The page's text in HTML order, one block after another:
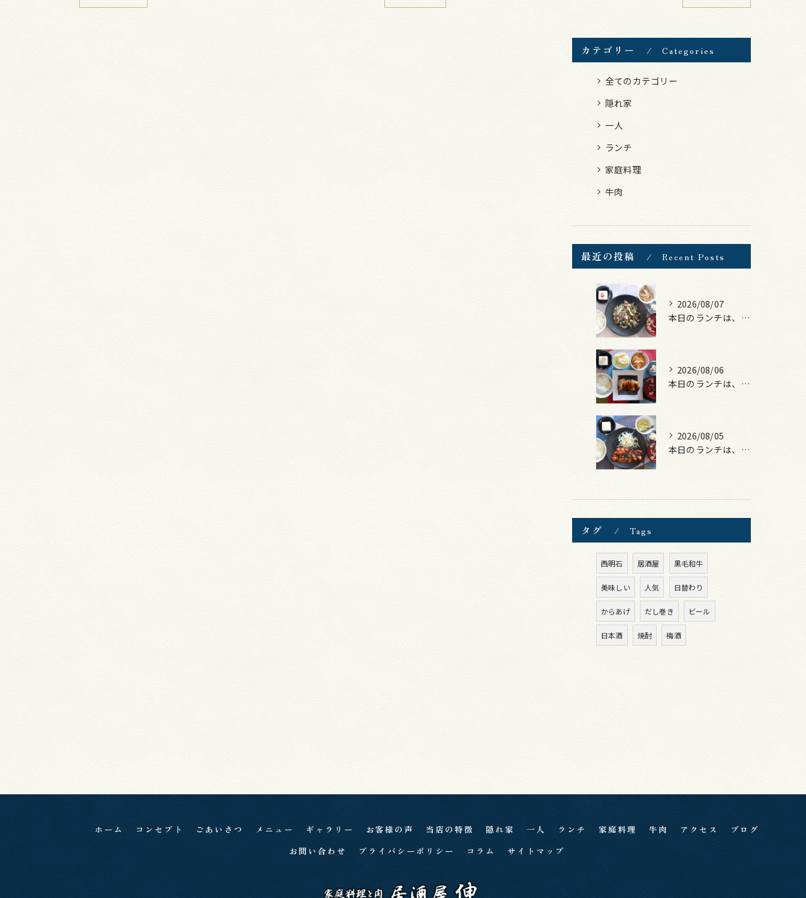
カテゴリー Categories
全てのカテゴリー
隠れ家
一人
ランチ
家庭料理
牛肉
最近の投稿 Recent Posts
2026/08/07
本日のランチは、黒毛和牛のチャプチェ！
2026/08/06
本日のランチは、照焼きチキン！
2026/08/05
本日のランチは、ロース豚カツ梅はさみ！
タグ Tags
西明石 居酒屋 黒毛和牛
美味しい 人気 日替わり
からあげ だし巻き ビール
日本酒 焼酎 梅酒
ホーム コンセプト ごあいさつ メニュー ギャラリー お客様の声 当店の特徴 隠れ家 一人 ランチ 家庭料理 牛肉 アクセス
ブログ
お問い合わせ
プライバシーポリシー コラム サイトマップ